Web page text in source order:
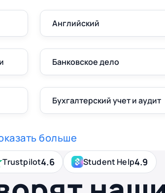
Английский
Банковское дело
Бухгалтерский учет и аудит
больше
Trustpilot4.6 Student Help4.9